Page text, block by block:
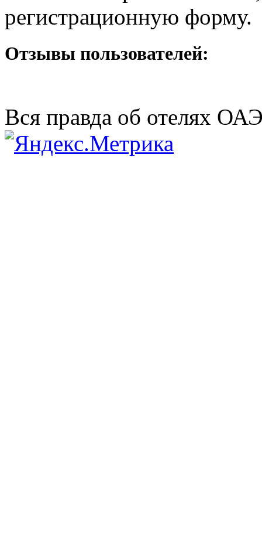
регистрационную форму.
Отзывы пользователей:
Вся правда об отелях